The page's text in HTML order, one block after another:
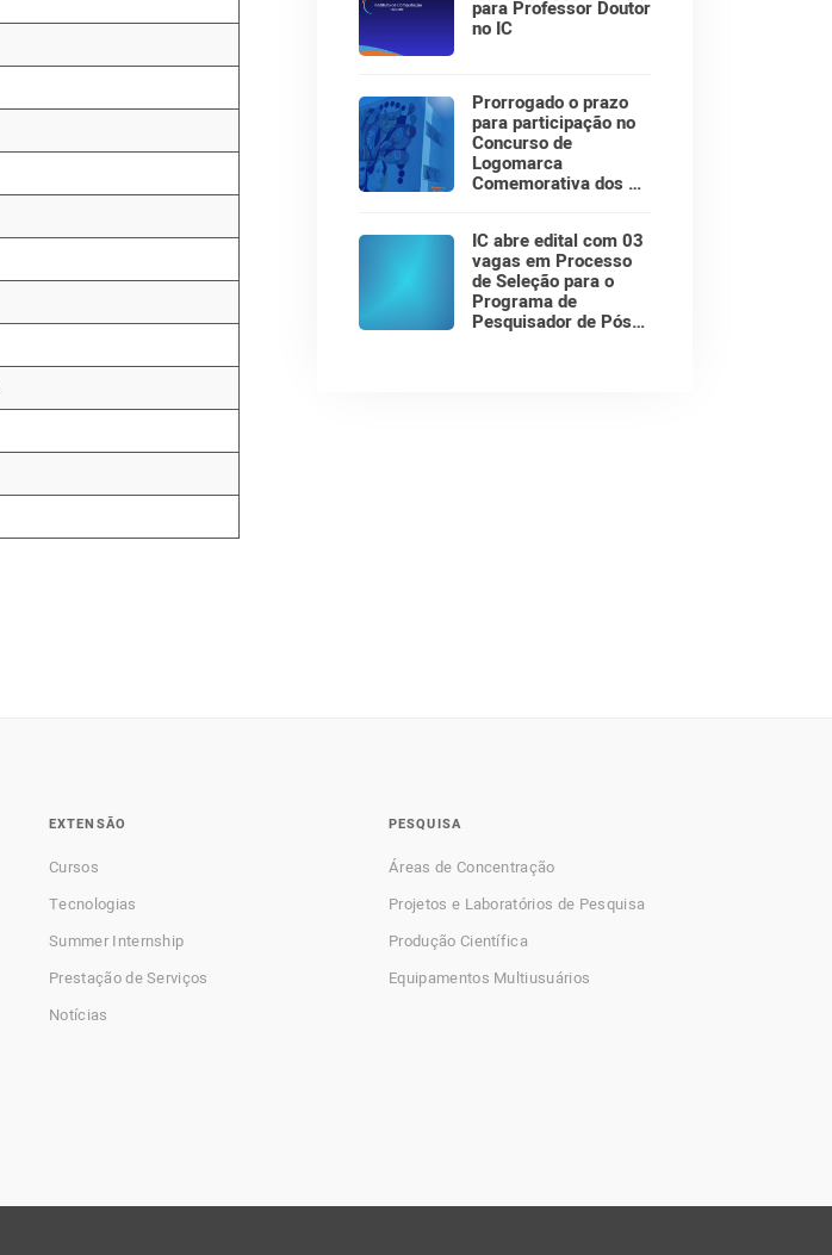
para Professor Doutor
no IC
Prorrogado o prazo
para participação no
Concurso de
Logomarca
Comemorativa dos 30
IC abre edital com 03
vagas em Processo
de Seleção para o
Programa de
Pesquisador de Pós-
EXTENSÃO
Cursos
Tecnologias
Summer Internship
Prestação de Serviços
Notícias
PESQUISA
Áreas de Concentração
Projetos e Laboratórios de Pesquisa
Produção Científica
Equipamentos Multiusuários